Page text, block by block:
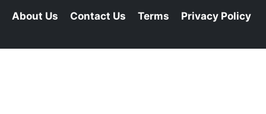
About Us Contact Us Terms Privacy Policy